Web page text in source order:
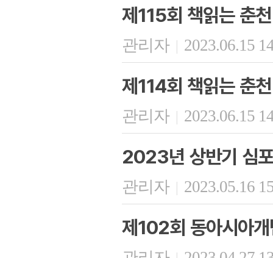
제115회 책읽는 춘천
관리자 | 2023.06.15
제114회 책읽는 춘천
관리자 | 2023.06.15
2023년 상반기 심
관리자 | 2023.05.16
제102회 동아시아